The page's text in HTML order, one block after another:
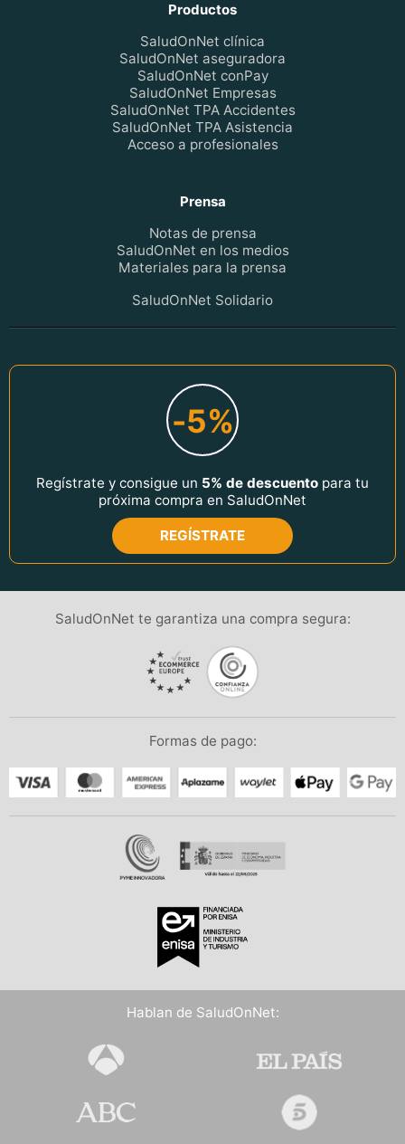
Productos
SaludOnNet clínica
SaludOnNet aseguradora
SaludOnNet conPay
SaludOnNet Empresas
SaludOnNet TPA Accidentes
SaludOnNet TPA Asistencia
Acceso a profesionales
Prensa
Notas de prensa
SaludOnNet en los medios
Materiales para la prensa
SaludOnNet Solidario
-5%
Regístrate y consigue un 5% de descuento para tu
próxima compra en SaludOnNet
REGÍSTRATE
SaludOnNet te garantiza una compra segura:
Formas de pago:
Hablan de SaludOnNet: